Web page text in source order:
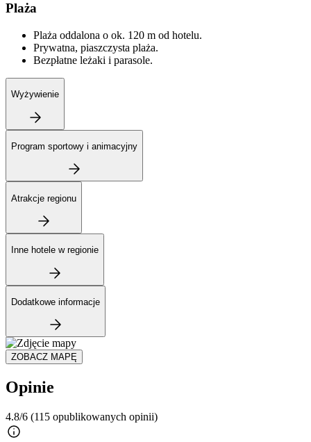
Plaża
Plaża oddalona o ok. 120 m od hotelu.
Prywatna, piaszczysta plaża.
Bezpłatne leżaki i parasole.
Wyżywienie
Program sportowy i animacyjny
Atrakcje regionu
Inne hotele w regionie
Dodatkowe informacje
ZOBACZ MAPĘ
Opinie
4.8/6 (115 opublikowanych opinii)